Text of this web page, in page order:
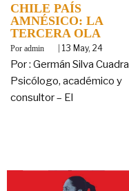
CHILE PAÍS
AMNÉSICO: LA
TERCERA OLA
By admin | 13 May, 24
Por : Germán Silva Cuadra
Psicólogo, académico y
consultor – El